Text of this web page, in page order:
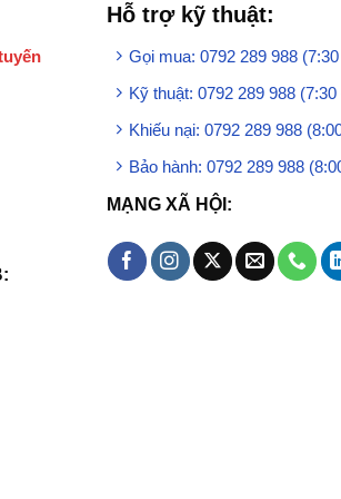
Hỗ trợ kỹ thuật:
Gọi mua: 0792 289 988
Kỹ thuật: 0792 289 988 (7:30
Khiếu nại: 0792 289 988
Bảo hành: 0792 289 988
MẠNG XÃ HỘI: